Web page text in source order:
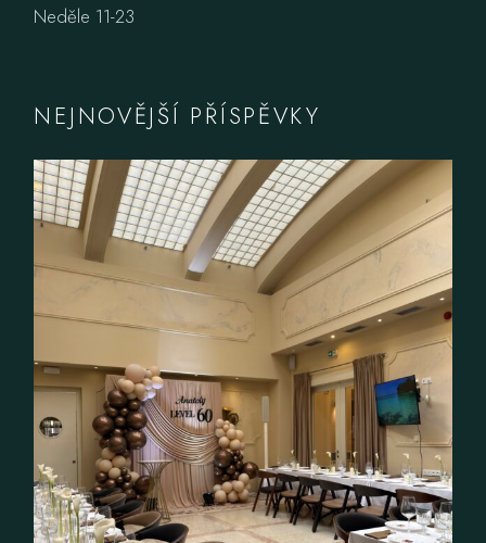
Neděle 11-23
NEJNOVĚJŠÍ PŘÍSPĚVKY